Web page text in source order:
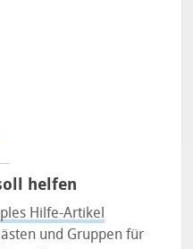
helfen
Hilfe-Artikel
und Gruppen für